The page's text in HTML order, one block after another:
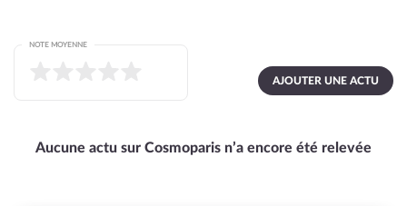
AJOUTER UNE ACTU
NOTE MOYENNE
Aucune actu sur Cosmoparis n’a encore été relevée